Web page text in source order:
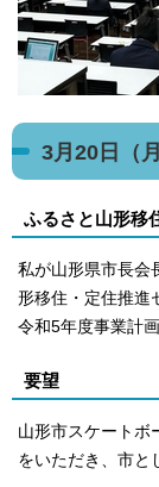
3月20日（月
ふるさと山形移
私が山形県市長会
形移住・定住推進
令和5年度事業計
要望
山形市スケートボ
をいただき、市と